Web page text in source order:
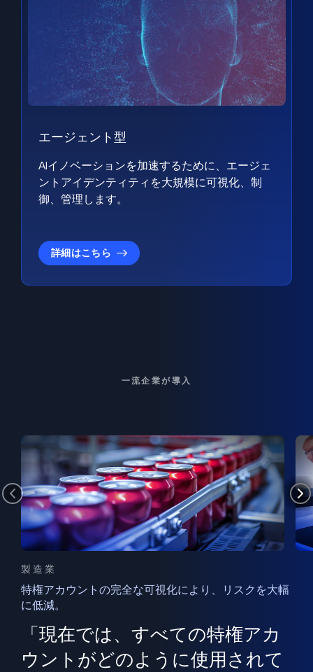
エージェント型
AIイノベーションを加速するために、エージェ
ントアイデンティティを大規模に可視化、制
御、管理します。
詳細はこちら
一流企業が導入
製造業
特権アカウントの完全な可視化により、リスクを大幅
に低減。
「現在では、すべての特権アカ
ウントがどのように使用されて